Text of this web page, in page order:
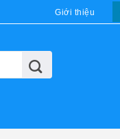
Giới thiệu